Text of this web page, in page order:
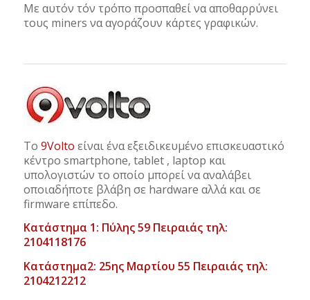
Με αυτόν τόν τρόπο προσπαθεί να αποθαρρύνει
τους miners να αγοράζουν κάρτες γραφικών.
Το 9Volto είναι ένα εξειδικευμένο επισκευαστικό
κέντρο smartphone, tablet , laptop και
υπολογιστών το οποίο μπορεί να αναλάβει
οποιαδήποτε βλάβη σε hardware αλλά και σε
firmware επίπεδο.
Κατάστημα 1: Πύλης 59 Πειραιάς τηλ:
2104118176
Κατάστημα2: 25ης Μαρτίου 55 Πειραιάς τηλ:
2104212212